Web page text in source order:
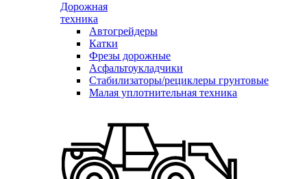
Дорожная
техника
Автогрейдеры
Катки
Фрезы дорожные
Асфальтоукладчики
Стабилизаторы/рециклеры грунтовые
Малая уплотнительная техника